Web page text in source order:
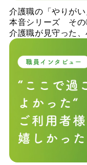
介護職の「やりが
本音シリーズ そ
介護職が見守った